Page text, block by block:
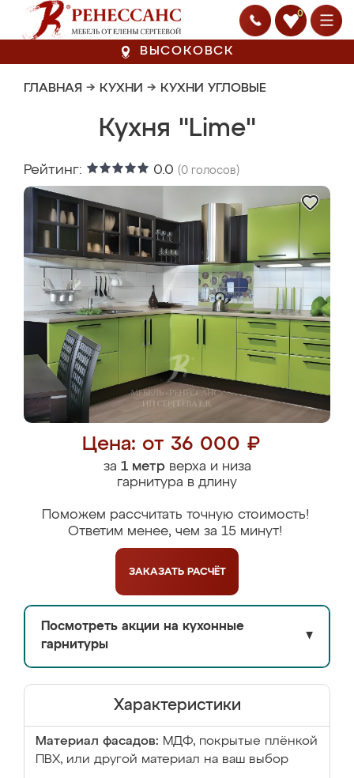
0
ВЫСОКОВСК
ГЛАВНАЯ → КУХНИ → КУХНИ УГЛОВЫЕ
Кухня "Lime"
Рейтинг: 0.0 (0 голосов)
Цена: от 36 000 ₽
за 1 метрверха и низа
гарнитура в длину
Поможем рассчитать точную стоимость!
Ответим менее, чем за 15 минут!
ЗАКАЗАТЬ РАСЧЁТ
Посмотреть акции на кухонные
гарнитуры
▼
Характеристики
Материал фасадов: МДФ, покрытые плёнкой
ПВХ, или другой материал на ваш выбор